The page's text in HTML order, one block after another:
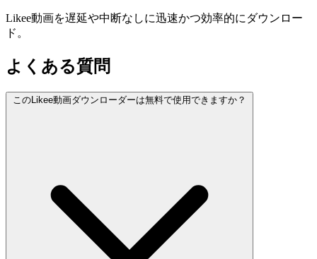
Likee動画を遅延や中断なしに迅速かつ効率的にダウンロー
ド。
よくある質問
このLikee動画ダウンローダーは無料で使用できますか？